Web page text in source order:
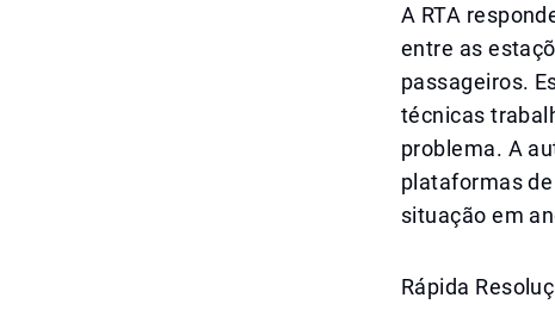
A RTA
entre as
passageiros.
técnicas
problema. A
plataformas
situação em
Rápida